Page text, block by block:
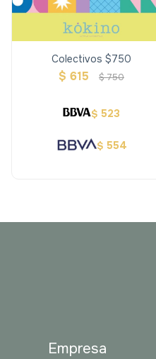
Colectivos $750
$ 615 $750
$ 523
$ 554
Empresa